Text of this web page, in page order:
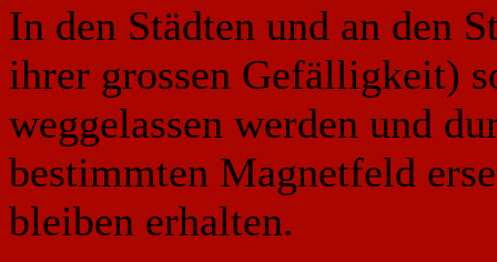
In den Städten und an den
ihrer grossen Gefälligkeit)
weggelassen werden und
bestimmten Magnetfeld
bleiben erhalten.